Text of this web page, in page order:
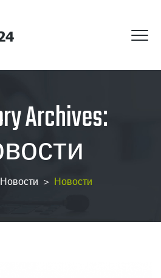
Archives:
Новости > Новости